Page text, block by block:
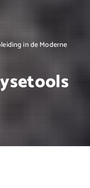
in de Moderne